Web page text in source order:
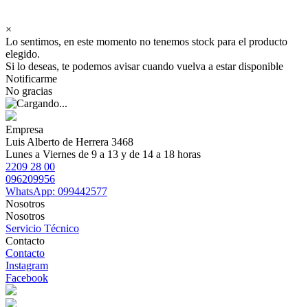
×
Lo sentimos, en este momento no tenemos stock para el producto
elegido.
Si lo deseas, te podemos avisar cuando vuelva a estar disponible
Notificarme
No gracias
Empresa
Luis Alberto de Herrera 3468
Lunes a Viernes de 9 a 13 y de 14 a 18 horas
2209 28 00
096209956
WhatsApp: 099442577
Nosotros
Nosotros
Servicio Técnico
Contacto
Contacto
Instagram
Facebook